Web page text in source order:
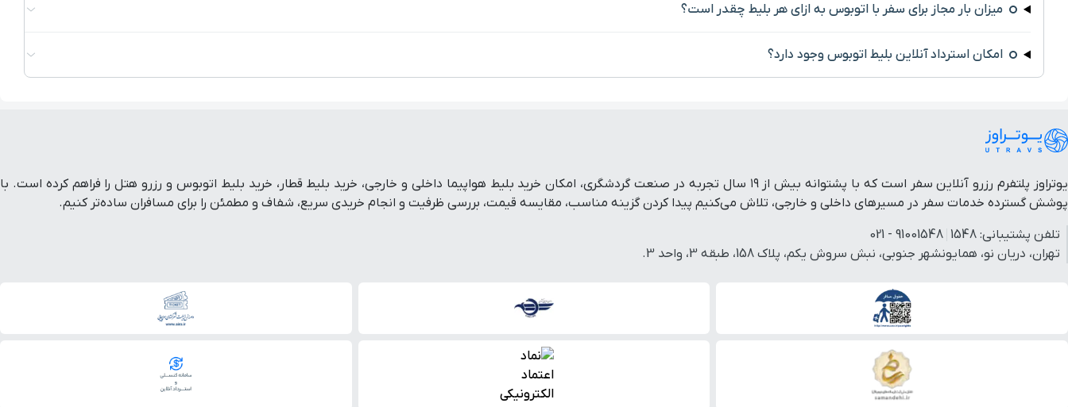
میزان بار مجاز برای سفر با اتوبوس به ازای هر بلیط چقدر است؟
امکان استرداد آنلاین بلیط اتوبوس وجود دارد؟
یوتراوز پلتفرم رزرو آنلاین سفر است که با پشتوانه بیش از ۱۹ سال تجربه در صنعت گردشگری، امکان خرید بلیط هواپیما داخلی و خارجی، خرید بلیط قطار، خرید بلیط اتوبوس و رزرو هتل را فراهم کرده است. با
پوشش گسترده خدمات سفر در مسیرهای داخلی و خارجی، تلاش می‌کنیم پیدا کردن گزینه مناسب، مقایسه قیمت، بررسی ظرفیت و انجام خریدی سریع، شفاف و مطمئن را برای مسافران ساده‌تر کنیم.
تلفن پشتیبانی: 1548
91001548 - 021
تهران، دریان نو، همایونشهر جنوبی، نبش سروش یکم، پلاک 158، طبقه 3، واحد 3.